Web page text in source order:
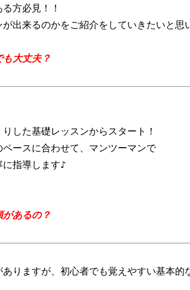
方必見！！
出来るのかをご紹介をしていきたいと
も大丈夫？
した基礎レッスンからスタート！
ースに合わせて、マンツーマンで
指導します♪
があるの？
りますが、初心者でも覚えやすい基本的